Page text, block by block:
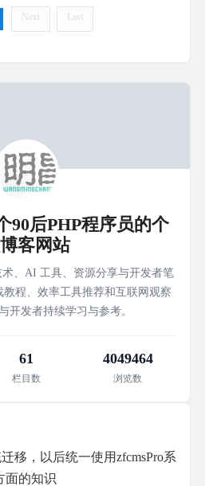
Next Last
90后PHP程序员的个
客网站
、AI 工具、资源分享与开发者笔
程、效率工具推荐和互联网观察
开发者持续学习与参考。
61
栏目数
4049464
浏览数
移，以后统一使用zfcmsPro系
面的知识